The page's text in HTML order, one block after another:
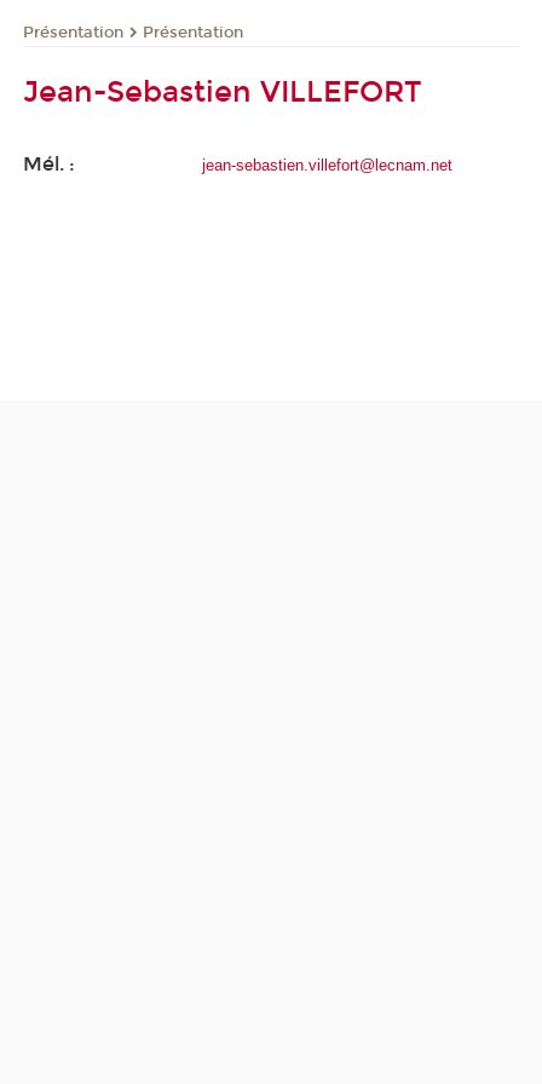
Présentation Présentation
Jean-Sebastien VILLEFORT
Mél. : jean-sebastien.villefort@lecnam.net